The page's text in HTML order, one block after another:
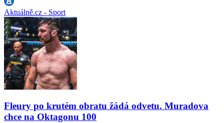
Aktuálně.cz - Sport
Fleury po krutém obratu žádá odvetu. Muradova
chce na Oktagonu 100